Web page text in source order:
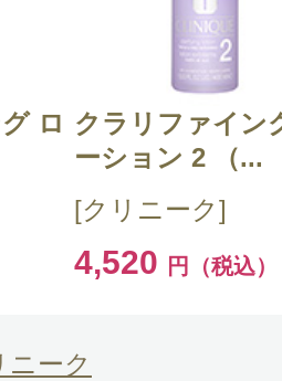
クチコミを投稿する
、マイページの「購
投稿すると1 商品に
ントプレゼント！
ロ クラリファイン
ーション 2 （...
[クリニーク]
4,520 円（税込）
ニーク